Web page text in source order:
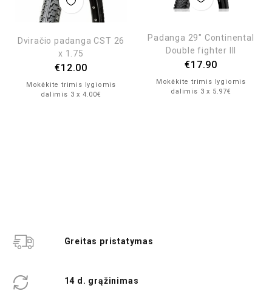
Dviračio padanga CST 26
x 1.75
€12.00
Mokėkite trimis lygiomis
dalimis 3 x 4.00€
Padanga 29″ Continental
Double fighter III
€17.90
Mokėkite trimis lygiomis
dalimis 3 x 5.97€
Greitas pristatymas
14 d. grąžinimas